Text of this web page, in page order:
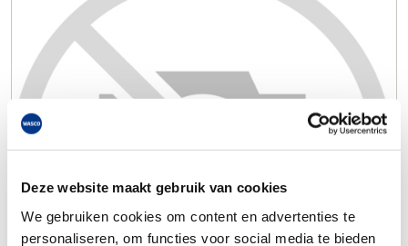
Deze website maakt gebruik van cookies
We gebruiken cookies om content en advertenties te
personaliseren, om functies voor social media te bieden